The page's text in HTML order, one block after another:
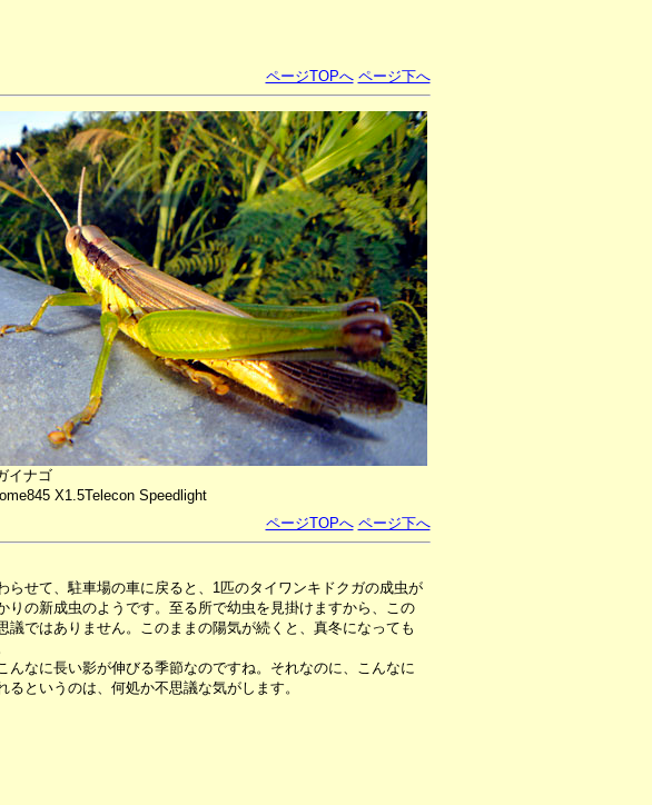
ページTOPへ ページ下へ
イナゴ
X1.5Telecon Speedlight
ページTOPへ ページ下へ
らせて、駐車場の車に戻ると、1匹のタイワンキドクガの成虫が
りの新成虫のようです。至る所で幼虫を見掛けますから、この
議ではありません。このままの陽気が続くと、真冬になっても
なに長い影が伸びる季節なのですね。それなのに、こんなに
というのは、何処か不思議な気がします。